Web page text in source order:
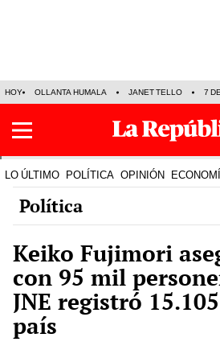
HOY OLLANTA HUMALA JANET TELLO 7
LO ÚLTIMO POLÍTICA OPINIÓN
Política
Keiko Fujimori
con 95 mil
JNE registró
país